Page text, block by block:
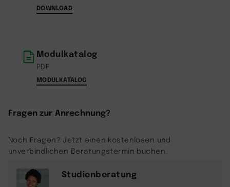
DOWNLOAD
Modulkatalog
PDF
MODULKATALOG
Fragen zur Anrechnung?
Noch Fragen? Jetzt einen kostenlosen und
unverbindlichen Beratungstermin buchen.
Studienberatung